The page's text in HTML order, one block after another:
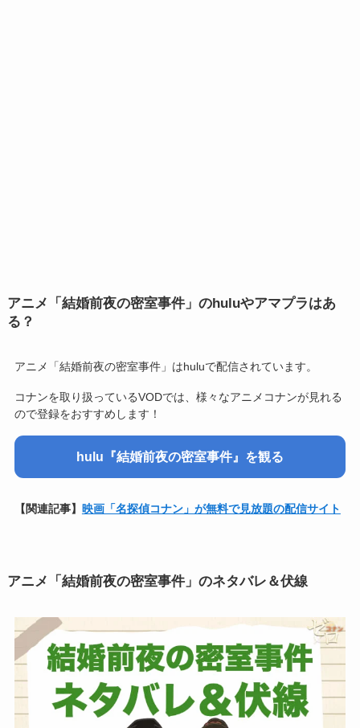
アニメ「結婚前夜の密室事件」のhuluやアマプラはあ
る？
アニメ「結婚前夜の密室事件」はhuluで配信されています。
コナンを取り扱っているVODでは、様々なアニメコナンが見れる
ので登録をおすすめします！
hulu『結婚前夜の密室事件』を観る
【関連記事】 映画「名探偵コナン」が無料で見放題の配信サイト
アニメ「結婚前夜の密室事件」のネタバレ＆伏線